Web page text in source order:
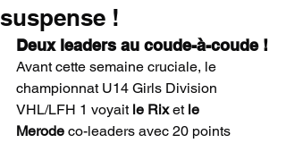
suspense !
Deux leaders au coude-à-coude !
Avant cette semaine cruciale, le
championnat U14 Girls Division
VHL/LFH 1 voyait le Rix et le
Merode co-leaders avec 20 points